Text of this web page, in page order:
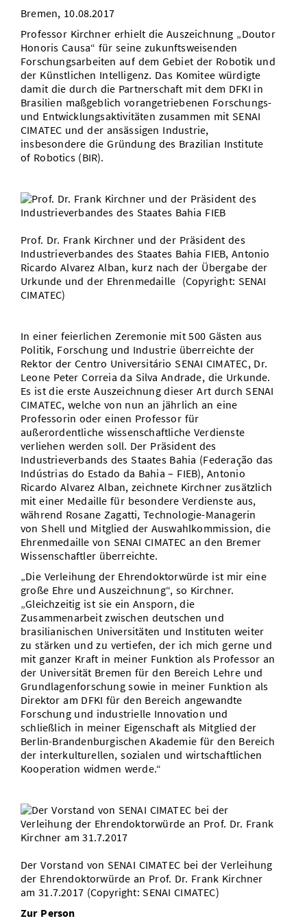
Vom Studium in den Beruf
Study Scheduler
Bibliothek
Open Science/Open Access
Start-ups
IT-Themenabend
Ranking
Zahlen & Fakten
Kontakt
SIC Merchandise
SIC Podcast
Anfahrt
AnsprechpartnerInnen, Personen, Forschungsgruppen
Termine, Vorträge und Veranstaltungen
Alumni
Bremen, 10.08.2017
Professor Kirchner erhielt die Auszeichnung „Doutor
Honoris Causa“ für seine zukunftsweisenden
Forschungsarbeiten auf dem Gebiet der Robotik und
der Künstlichen Intelligenz. Das Komitee würdigte
damit die durch die Partnerschaft mit dem DFKI in
Brasilien maßgeblich vorangetriebenen Forschungs-
und Entwicklungsaktivitäten zusammen mit SENAI
CIMATEC und der ansässigen Industrie,
insbesondere die Gründung des Brazilian Institute
of Robotics (BIR).
Prof. Dr. Frank Kirchner und der Präsident des
Industrieverbandes des Staates Bahia FIEB, Antonio
Ricardo Alvarez Alban, kurz nach der Übergabe der
Urkunde und der Ehrenmedaille (Copyright: SENAI
CIMATEC)
In einer feierlichen Zeremonie mit 500 Gästen aus
Politik, Forschung und Industrie überreichte der
Rektor der Centro Universitário SENAI CIMATEC, Dr.
Leone Peter Correia da Silva Andrade, die Urkunde.
Es ist die erste Auszeichnung dieser Art durch SENAI
CIMATEC, welche von nun an jährlich an eine
Professorin oder einen Professor für
außerordentliche wissenschaftliche Verdienste
verliehen werden soll. Der Präsident des
Industrieverbands des Staates Bahia (Federação das
Indústrias do Estado da Bahia – FIEB), Antonio
Ricardo Alvarez Alban, zeichnete Kirchner zusätzlich
mit einer Medaille für besondere Verdienste aus,
während Rosane Zagatti, Technologie-Managerin
von Shell und Mitglied der Auswahlkommission, die
Ehrenmedaille von SENAI CIMATEC an den Bremer
Wissenschaftler überreichte.
„Die Verleihung der Ehrendoktorwürde ist mir eine
große Ehre und Auszeichnung“, so Kirchner.
„Gleichzeitig ist sie ein Ansporn, die
Zusammenarbeit zwischen deutschen und
brasilianischen Universitäten und Instituten weiter
zu stärken und zu vertiefen, der ich mich gerne und
mit ganzer Kraft in meiner Funktion als Professor an
der Universität Bremen für den Bereich Lehre und
Grundlagenforschung sowie in meiner Funktion als
Direktor am DFKI für den Bereich angewandte
Forschung und industrielle Innovation und
schließlich in meiner Eigenschaft als Mitglied der
Berlin-Brandenburgischen Akademie für den Bereich
der interkulturellen, sozialen und wirtschaftlichen
Kooperation widmen werde.“
Der Vorstand von SENAI CIMATEC bei der Verleihung
der Ehrendoktorwürde an Prof. Dr. Frank Kirchner
am 31.7.2017 (Copyright: SENAI CIMATEC)
Zur Person